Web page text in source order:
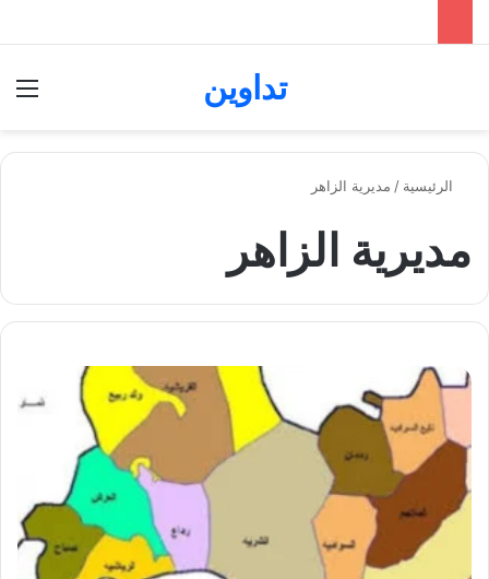
تداوين
الرئيسية / مديرية الزاهر
مديرية الزاهر